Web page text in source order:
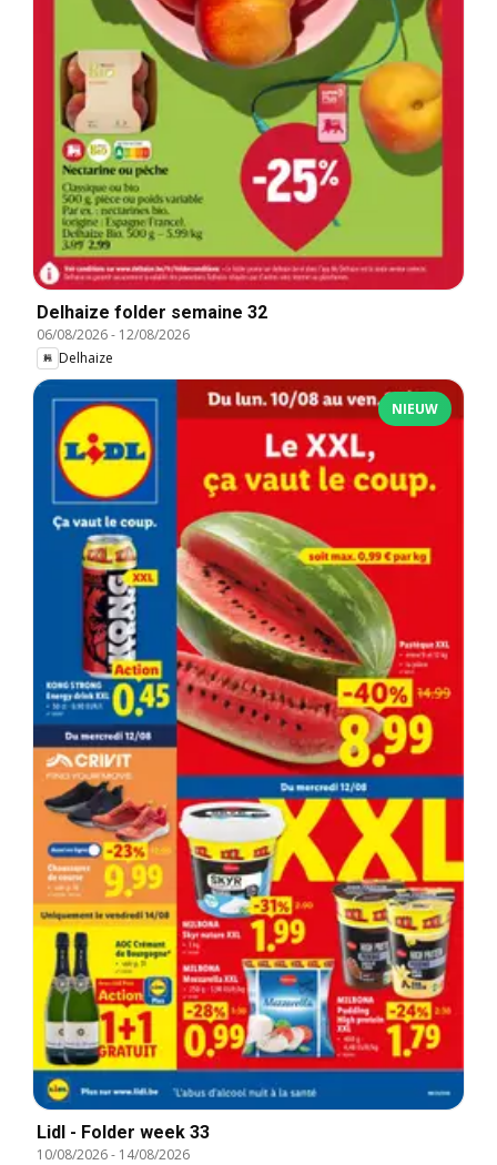
Delhaize folder semaine 32
06/08/2026- 12/08/2026
Delhaize
NIEUW
Lidl - Folder week 33
10/08/2026- 14/08/2026